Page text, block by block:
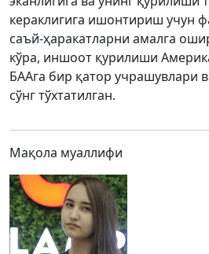
кераклигига ишонтириш учун
саъй-ҳаракатларни амалга
кўра, иншоот қурилиши
БААга бир қатор учрашувлари
сўнг тўхтатилган.
Мақола муаллифи